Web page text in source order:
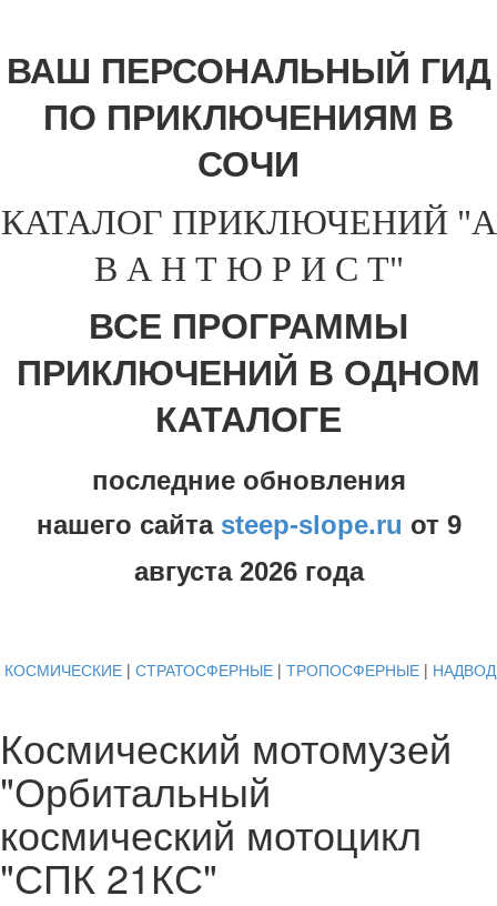
ВАШ ПЕРСОНАЛЬНЫЙ ГИД
ПО ПРИКЛЮЧЕНИЯМ В
СОЧИ
КАТАЛОГ ПРИКЛЮЧЕНИЙ "А
В А Н Т Ю Р И С Т"
ВСЕ ПРОГРАММЫ
ПРИКЛЮЧЕНИЙ В ОДНОМ
КАТАЛОГЕ
последние обновления
нашего сайта steep-slope.ru от 9
августа 2026 года
КОСМИЧЕСКИЕ | СТРАТОСФЕРНЫЕ | ТРОПОСФЕРНЫЕ |
Космический мотомузей
"Орбитальный
космический мотоцикл
"СПК 21КС"